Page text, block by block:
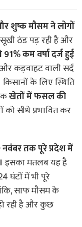
शुष्क मौसम ने लोगों
ठंड पड़ रही है और
कम वर्षा दर्ज हुई
कड़वाहट वाली सर्द
के लिए स्थिति
खेतों में फसल की
सीधे प्रभावित कर
नवंबर तक पूरे प्रदेश में
इसका मतलब यह है
घंटों में भी पूरे
साफ मौसम के
रही है और कुछ